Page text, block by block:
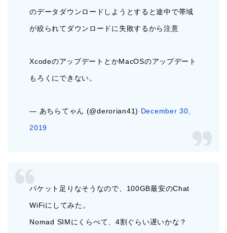
のデータダウンロードしようとすると途中で帯域
が絞られてダウンロードに失敗するから注意
XcodeのアップデートとかMacOSのアップデート
もろくにできない。
— あちらてゃん (@derorian41) December 30,
2019
パケット足りなそうなので、100GB最安のChat
WiFiにしてみた。
Nomad SIMにくらべて、4割ぐらい遅いかな？